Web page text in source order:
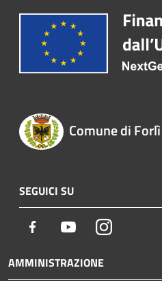
Comune di Forlì
SEGUICI SU
Facebook YoutubeInstagram
AMMINISTRAZIONE